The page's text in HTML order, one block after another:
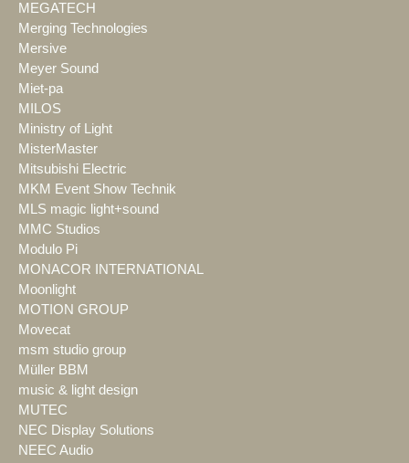
MEGATECH
Merging Technologies
Mersive
Meyer Sound
Miet-pa
MILOS
Ministry of Light
MisterMaster
Mitsubishi Electric
MKM Event Show Technik
MLS magic light+sound
MMC Studios
Modulo Pi
MONACOR INTERNATIONAL
Moonlight
MOTION GROUP
Movecat
msm studio group
Müller BBM
music & light design
MUTEC
NEC Display Solutions
NEEC Audio